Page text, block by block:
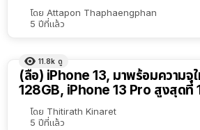
โดย Attapon Thaphaengphan
5 ปีที่แล้ว
11.8k ดู
(ลือ) iPhone 13, มาพร้อมความจุ
128GB, iPhone 13 Pro สูงสุดที่
โดย Thitirath Kinaret
5 ปีที่แล้ว